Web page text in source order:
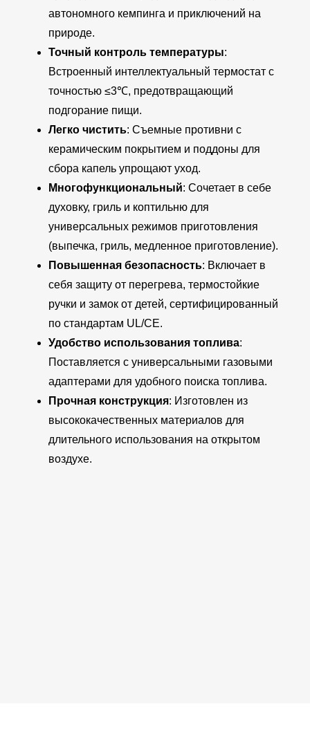
автономного кемпинга и приключений на
природе.
Точный контроль температуры:
Встроенный интеллектуальный термостат с
точностью ≤3℃, предотвращающий
подгорание пищи.
Легко чистить: Съемные противни с
керамическим покрытием и поддоны для
сбора капель упрощают уход.
Многофункциональный: Сочетает в себе
духовку, гриль и коптильню для
универсальных режимов приготовления
(выпечка, гриль, медленное приготовление).
Повышенная безопасность: Включает в
себя защиту от перегрева, термостойкие
ручки и замок от детей, сертифицированный
по стандартам UL/CE.
Удобство использования топлива:
Поставляется с универсальными газовыми
адаптерами для удобного поиска топлива.
Прочная конструкция: Изготовлен из
высококачественных материалов для
длительного использования на открытом
воздухе.